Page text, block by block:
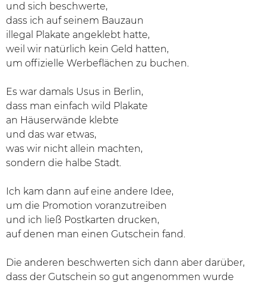
und sich beschwerte,
dass ich auf seinem Bauzaun
illegal Plakate angeklebt hatte,
weil wir natürlich kein Geld hatten,
um offizielle Werbeflächen zu buchen.
Es war damals Usus in Berlin,
dass man einfach wild Plakate
an Häuserwände klebte
und das war etwas,
was wir nicht allein machten,
sondern die halbe Stadt.
Ich kam dann auf eine andere Idee,
um die Promotion voranzutreiben
und ich ließ Postkarten drucken,
auf denen man einen Gutschein fand.
Die anderen beschwerten sich dann aber darüber,
dass der Gutschein so gut angenommen wurde